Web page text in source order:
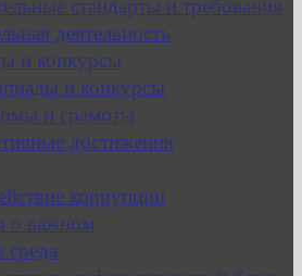
деятельность
и конкурсы
и конкурсы
и грамоты
достижения
коррупции
о важном
среда